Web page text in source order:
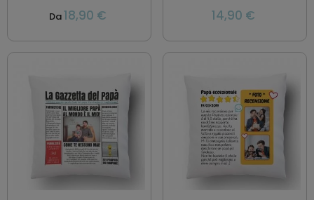
Da18,90 € 14,90 €